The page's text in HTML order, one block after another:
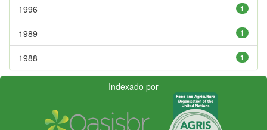
1
1996
1
1989
1
1988
Indexado por